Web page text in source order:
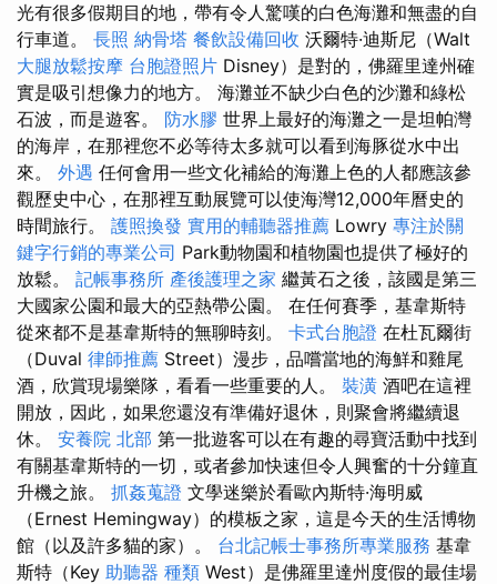
光有很多假期目的地，帶有令人驚嘆的白色海灘和無盡的自
行車道。 長照 納骨塔 餐飲設備回收 沃爾特·迪斯尼（Walt
大腿放鬆按摩 台胞證照片 Disney）是對的，佛羅里達州確
實是吸引想像力的地方。 海灘並不缺少白色的沙灘和綠松
石波，而是遊客。 防水膠 世界上最好的海灘之一是坦帕灣
的海岸，在那裡您不必等待太多就可以看到海豚從水中出
來。 外遇 任何會用一些文化補給的海灘上色的人都應該參
觀歷史中心，在那裡互動展覽可以使海灣12,000年曆史的
時間旅行。 護照換發 實用的輔聽器推薦 Lowry 專注於關
鍵字行銷的專業公司 Park動物園和植物園也提供了極好的
放鬆。 記帳事務所 產後護理之家 繼黃石之後，該國是第三
大國家公園和最大的亞熱帶公園。 在任何賽季，基韋斯特
從來都不是基韋斯特的無聊時刻。 卡式台胞證 在杜瓦爾街
（Duval 律師推薦 Street）漫步，品嚐當地的海鮮和雞尾
酒，欣賞現場樂隊，看看一些重要的人。 裝潢 酒吧在這裡
開放，因此，如果您還沒有準備好退休，則聚會將繼續退
休。 安養院 北部 第一批遊客可以在有趣的尋寶活動中找到
有關基韋斯特的一切，或者參加快速但令人興奮的十分鐘直
升機之旅。 抓姦蒐證 文學迷樂於看歐內斯特·海明威
（Ernest Hemingway）的模板之家，這是今天的生活博物
館（以及許多貓的家）。 台北記帳士事務所專業服務 基韋
斯特（Key 助聽器 種類 West）是佛羅里達州度假的最佳場